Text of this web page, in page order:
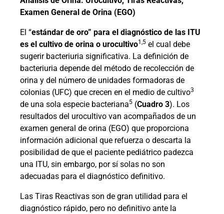
Examen General de Orina (EGO)
El “estándar de oro” para el diagnóstico de las ITU
es el cultivo de orina o urocultivo1,5 el cual debe
sugerir bacteriuria significativa. La definición de
bacteriuria depende del método de recolección de
orina y del número de unidades formadoras de
colonias (UFC) que crecen en el medio de cultivo3
de una sola especie bacteriana5 (Cuadro 3). Los
resultados del urocultivo van acompañados de un
examen general de orina (EGO) que proporciona
información adicional que refuerza o descarta la
posibilidad de que el paciente pediátrico padezca
una ITU, sin embargo, por sí solas no son
adecuadas para el diagnóstico definitivo.
Las Tiras Reactivas son de gran utilidad para el
diagnóstico rápido, pero no definitivo ante la